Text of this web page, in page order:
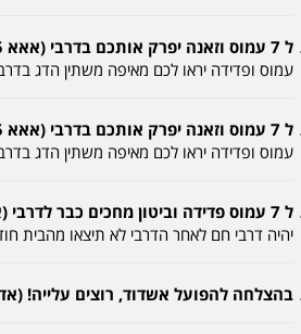
ל 7 עמוס וזאנה יפרק אותכם בדרבי (אאא 24-08-2015, 18:01)
עמוס ופדידה יראו לכם מאיפה משתין הדג
ל 7 עמוס וזאנה יפרק אותכם בדרבי (אאא 24-08-2015, 18:01)
עמוס ופדידה יראו לכם מאיפה משתין הדג
ל 7 עמוס פדידה וביטון מחכים כבר לדרבי (אלון 24-08-2015, 18:03)
יהיה דרבי חם לאחר הדרבי לא תיצאו מהבית
בהצלחה להפועל אשדוד, רוצים עלייה! (אדום 24-08-2015,